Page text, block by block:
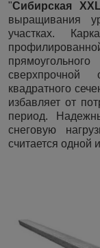
"Сибирская
выращивания
участках.
сверхпрочной
квадратного
избавляет от
период.
снеговую
считается одной